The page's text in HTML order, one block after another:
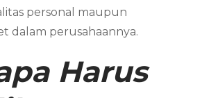
personal maupun
dalam perusahaannya.
Harus